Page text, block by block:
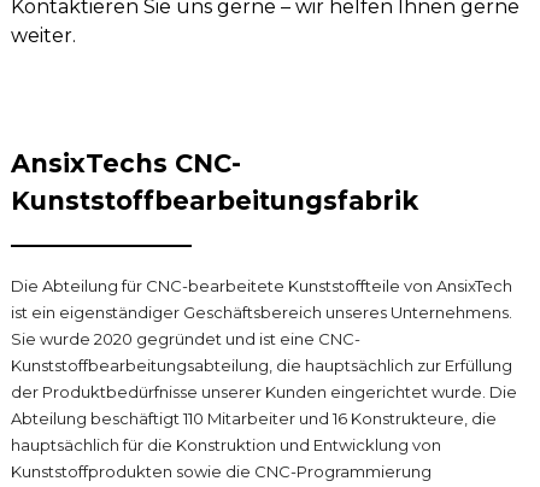
Kontaktieren Sie uns gerne – wir helfen Ihnen gerne
weiter.
AnsixTechs CNC-
Kunststoffbearbeitungsfabrik
Die Abteilung für CNC-bearbeitete Kunststoffteile von AnsixTech
ist ein eigenständiger Geschäftsbereich unseres Unternehmens.
Sie wurde 2020 gegründet und ist eine CNC-
Kunststoffbearbeitungsabteilung, die hauptsächlich zur Erfüllung
der Produktbedürfnisse unserer Kunden eingerichtet wurde. Die
Abteilung beschäftigt 110 Mitarbeiter und 16 Konstrukteure, die
hauptsächlich für die Konstruktion und Entwicklung von
Kunststoffprodukten sowie die CNC-Programmierung